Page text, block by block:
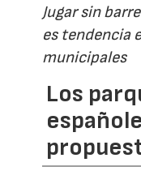
Jugar sin
es tendencia
municipales
Los